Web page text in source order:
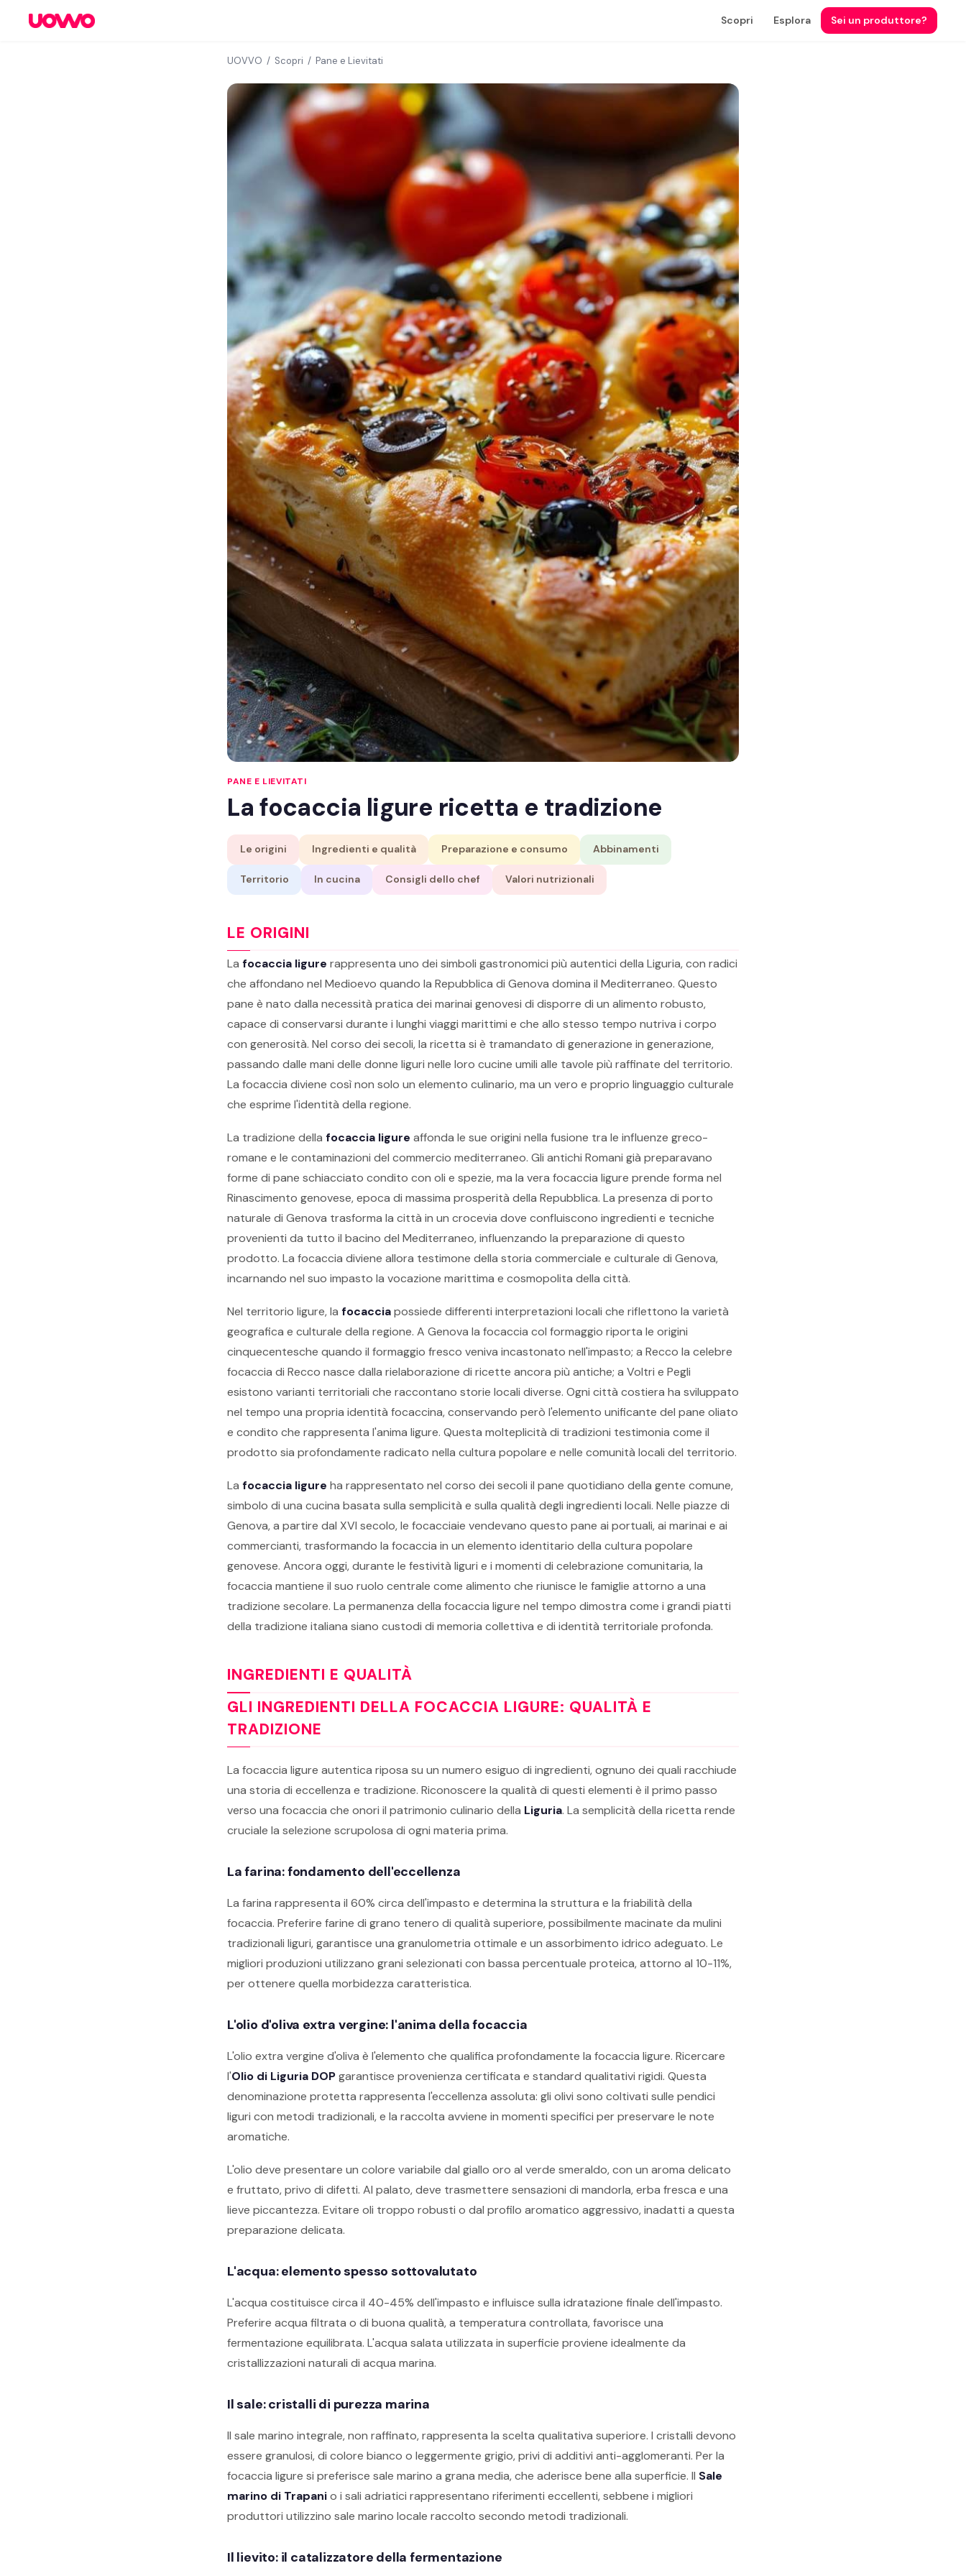
Scopri Esplora Sei un produttore?
UOVVO / Scopri / Pane e Lievitati
PANE E LIEVITATI
La focaccia ligure ricetta e tradizione
Le origini Ingredienti e qualità Preparazione e consumo Abbinamenti
Territorio In cucina Consigli dello chef Valori nutrizionali
LE ORIGINI
La focaccia ligure rappresenta uno dei simboli gastronomici più autentici della Liguria, con radici
che affondano nel Medioevo quando la Repubblica di Genova domina il Mediterraneo. Questo
pane è nato dalla necessità pratica dei marinai genovesi di disporre di un alimento robusto,
capace di conservarsi durante i lunghi viaggi marittimi e che allo stesso tempo nutriva i corpo
con generosità. Nel corso dei secoli, la ricetta si è tramandato di generazione in generazione,
passando dalle mani delle donne liguri nelle loro cucine umili alle tavole più raffinate del territorio.
La focaccia diviene così non solo un elemento culinario, ma un vero e proprio linguaggio culturale
che esprime l'identità della regione.
La tradizione della focaccia ligure affonda le sue origini nella fusione tra le influenze greco-
romane e le contaminazioni del commercio mediterraneo. Gli antichi Romani già preparavano
forme di pane schiacciato condito con oli e spezie, ma la vera focaccia ligure prende forma nel
Rinascimento genovese, epoca di massima prosperità della Repubblica. La presenza di porto
naturale di Genova trasforma la città in un crocevia dove confluiscono ingredienti e tecniche
provenienti da tutto il bacino del Mediterraneo, influenzando la preparazione di questo
prodotto. La focaccia diviene allora testimone della storia commerciale e culturale di Genova,
incarnando nel suo impasto la vocazione marittima e cosmopolita della città.
Nel territorio ligure, la focacciapossiede differenti interpretazioni locali che riflettono la varietà
geografica e culturale della regione. A Genova la focaccia col formaggio riporta le origini
cinquecentesche quando il formaggio fresco veniva incastonato nell'impasto; a Recco la celebre
focaccia di Recco nasce dalla rielaborazione di ricette ancora più antiche; a Voltri e Pegli
esistono varianti territoriali che raccontano storie locali diverse. Ogni città costiera ha sviluppato
nel tempo una propria identità focaccina, conservando però l'elemento unificante del pane oliato
e condito che rappresenta l'anima ligure. Questa molteplicità di tradizioni testimonia come il
prodotto sia profondamente radicato nella cultura popolare e nelle comunità locali del territorio.
La focaccia ligure ha rappresentato nel corso dei secoli il pane quotidiano della gente comune,
simbolo di una cucina basata sulla semplicità e sulla qualità degli ingredienti locali. Nelle piazze di
Genova, a partire dal XVI secolo, le focacciaie vendevano questo pane ai portuali, ai marinai e ai
commercianti, trasformando la focaccia in un elemento identitario della cultura popolare
genovese. Ancora oggi, durante le festività liguri e i momenti di celebrazione comunitaria, la
focaccia mantiene il suo ruolo centrale come alimento che riunisce le famiglie attorno a una
tradizione secolare. La permanenza della focaccia ligure nel tempo dimostra come i grandi piatti
della tradizione italiana siano custodi di memoria collettiva e di identità territoriale profonda.
INGREDIENTI E QUALITÀ
GLI INGREDIENTI DELLA FOCACCIA LIGURE: QUALITÀ E
TRADIZIONE
La focaccia ligure autentica riposa su un numero esiguo di ingredienti, ognuno dei quali racchiude
una storia di eccellenza e tradizione. Riconoscere la qualità di questi elementi è il primo passo
verso una focaccia che onori il patrimonio culinario della Liguria. La semplicità della ricetta rende
cruciale la selezione scrupolosa di ogni materia prima.
La farina: fondamento dell'eccellenza
La farina rappresenta il 60% circa dell'impasto e determina la struttura e la friabilità della
focaccia. Preferire farine di grano tenero di qualità superiore, possibilmente macinate da mulini
tradizionali liguri, garantisce una granulometria ottimale e un assorbimento idrico adeguato. Le
migliori produzioni utilizzano grani selezionati con bassa percentuale proteica, attorno al 10-11%,
per ottenere quella morbidezza caratteristica.
L'olio d'oliva extra vergine: l'anima della focaccia
L'olio extra vergine d'oliva è l'elemento che qualifica profondamente la focaccia ligure. Ricercare
l'Olio di Liguria DOPgarantisce provenienza certificata e standard qualitativi rigidi. Questa
denominazione protetta rappresenta l'eccellenza assoluta: gli olivi sono coltivati sulle pendici
liguri con metodi tradizionali, e la raccolta avviene in momenti specifici per preservare le note
aromatiche.
L'olio deve presentare un colore variabile dal giallo oro al verde smeraldo, con un aroma delicato
e fruttato, privo di difetti. Al palato, deve trasmettere sensazioni di mandorla, erba fresca e una
lieve piccantezza. Evitare oli troppo robusti o dal profilo aromatico aggressivo, inadatti a questa
preparazione delicata.
L'acqua: elemento spesso sottovalutato
L'acqua costituisce circa il 40-45% dell'impasto e influisce sulla idratazione finale dell'impasto.
Preferire acqua filtrata o di buona qualità, a temperatura controllata, favorisce una
fermentazione equilibrata. L'acqua salata utilizzata in superficie proviene idealmente da
cristallizzazioni naturali di acqua marina.
Il sale: cristalli di purezza marina
Il sale marino integrale, non raffinato, rappresenta la scelta qualitativa superiore. I cristalli devono
essere granulosi, di colore bianco o leggermente grigio, privi di additivi anti-agglomeranti. Per la
focaccia ligure si preferisce sale marino a grana media, che aderisce bene alla superficie. Il Sale
marino di Trapanio i sali adriatici rappresentano riferimenti eccellenti, sebbene i migliori
produttori utilizzino sale marino locale raccolto secondo metodi tradizionali.
Il lievito: il catalizzatore della fermentazione